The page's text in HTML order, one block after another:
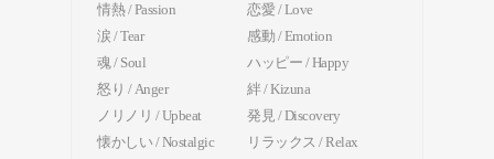
情熱 / Passion
恋愛 / Love
涙 / Tear
感動 / Emotion
魂 / Soul
ハッピー / Happy
怒り / Anger
絆 / Kizuna
ノリノリ / Upbeat
発見 / Discovery
懐かしい / Nostalgic
リラックス / Relax